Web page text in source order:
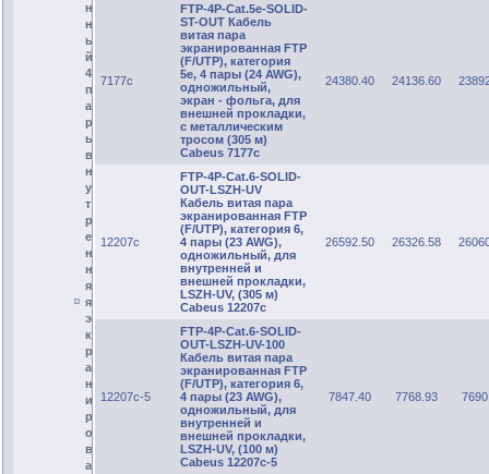
н
н
ы
й
4
п
а
р
ы
в
н
у
т
р
е
н
н
я
я
э
к
р
а
н
и
р
о
в
а
7177c
FTP-4P-Cat.5e-SOLID-
ST-OUT Кабель
витая пара
экранированная FTP
(F/UTP), категория
5e, 4 пары (24 AWG),
одножильный,
экран - фольга, для
внешней прокладки,
с металлическим
тросом (305 м)
Cabeus 7177c
24380.40 24136.60
12207c
FTP-4P-Cat.6-SOLID-
OUT-LSZH-UV
Кабель витая пара
экранированная FTP
(F/UTP), категория 6,
4 пары (23 AWG),
одножильный, для
внутренней и
внешней прокладки,
LSZH-UV, (305 м)
Cabeus 12207c
26592.50 26326.58
12207c-5
FTP-4P-Cat.6-SOLID-
OUT-LSZH-UV-100
Кабель витая пара
экранированная FTP
(F/UTP), категория 6,
4 пары (23 AWG),
одножильный, для
внутренней и
внешней прокладки,
LSZH-UV, (100 м)
Cabeus 12207c-5
7847.40 7768.93